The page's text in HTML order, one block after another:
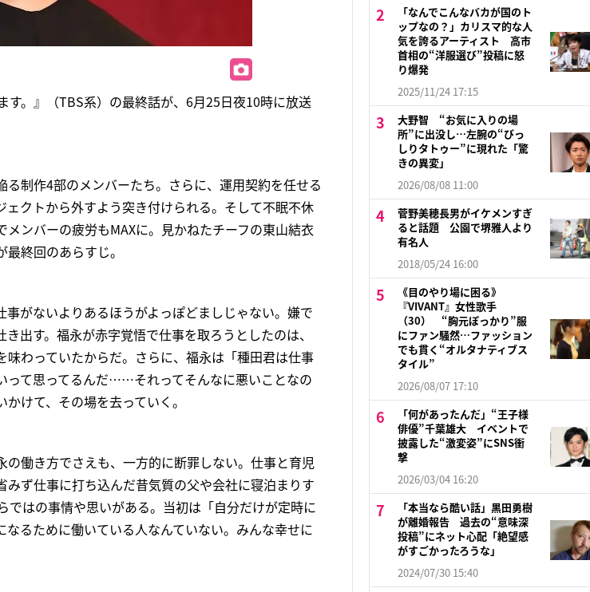
。』（TBS系）の最終話が、6月25日夜10時に放送
制作4部のメンバーたち。さらに、運用契約を任せる
クトから外すよう突き付けられる。そして不眠不休
ンバーの疲労もMAXに。見かねたチーフの東山結衣
終回のあらすじ。
がないよりあるほうがよっぽどましじゃない。嫌で
出す。福永が赤字覚悟で仕事を取ろうとしたのは、
わっていたからだ。さらに、福永は「種田君は仕事
って思ってるんだ……それってそんなに悪いことなの
けて、その場を去っていく。
働き方でさえも、一方的に断罪しない。仕事と育児
ず仕事に打ち込んだ昔気質の父や会社に寝泊まりす
ではの事情や思いがある。当初は「自分だけが定時に
るために働いている人なんていない。みんな幸せに
「なんでこんなバカが国のト
ップなの？」カリスマ的な人
気を誇るアーティスト 高市
首相の“洋服選び”投稿に怒
り爆発
2025/11/24 17:15
大野智 “お気に入りの場
所”に出没し…左腕の“びっ
しりタトゥー”に現れた「驚
きの異変」
2026/08/08 11:00
菅野美穂長男がイケメンすぎ
ると話題 公園で堺雅人より
有名人
2018/05/24 16:00
《目のやり場に困る》
『VIVANT』女性歌手
（30） “胸元ぽっかり”服
にファン騒然…ファッション
でも貫く“オルタナティブス
タイル”
2026/08/07 17:10
「何があったんだ」“王子様
俳優”千葉雄大 イベントで
披露した“激変姿”にSNS衝
撃
2026/03/04 16:20
「本当なら酷い話」黒田勇樹
が離婚報告 過去の“意味深
投稿”にネット心配「絶望感
がすごかったろうな」
2024/07/30 15:40